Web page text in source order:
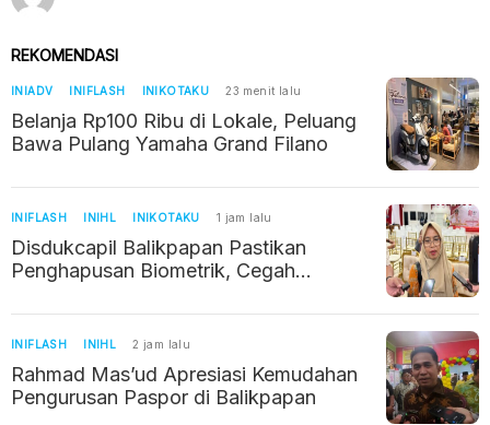
REKOMENDASI
INIADV INIFLASH INIKOTAKU 23 menit lalu
Belanja Rp100 Ribu di Lokale, Peluang
Bawa Pulang Yamaha Grand Filano
INIFLASH INIHL INIKOTAKU 1 jam lalu
Disdukcapil Balikpapan Pastikan
Penghapusan Biometrik, Cegah
INIFLASH INIHL 2 jam lalu
Rahmad Mas’ud Apresiasi Kemudahan
Pengurusan Paspor di Balikpapan